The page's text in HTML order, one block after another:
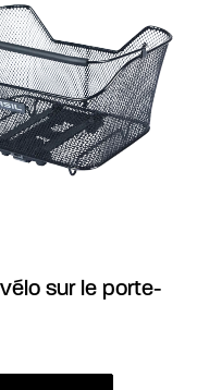
sur le porte-